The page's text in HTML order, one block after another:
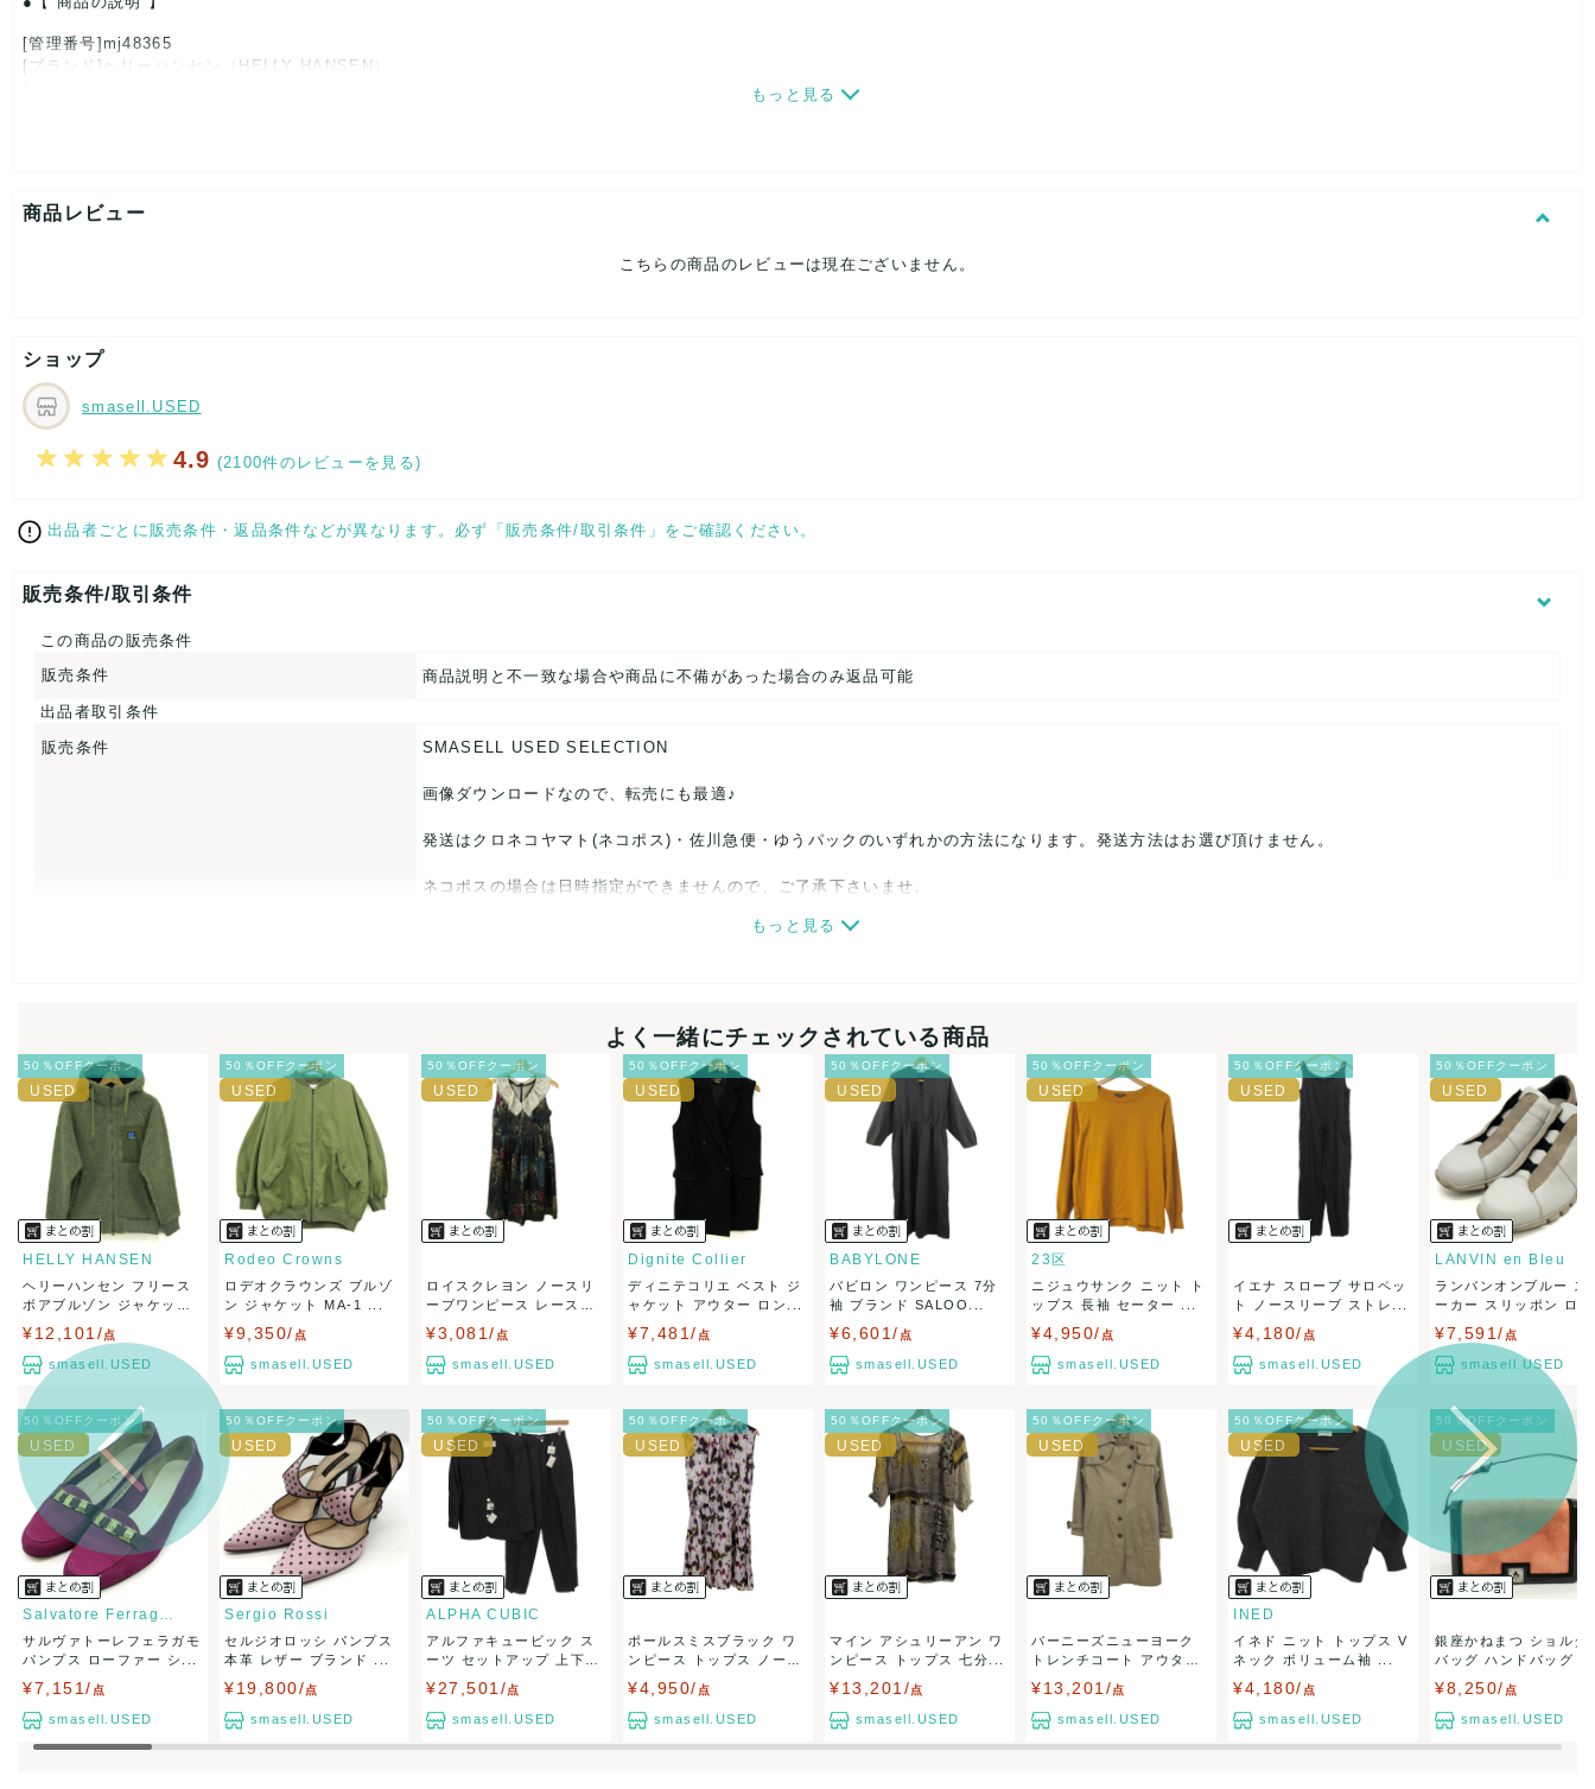
[管理番号]mj48365
[ブランド]ヘリーハンセン（HELLY HANSEN）
着丈：約65cm
身幅：約52cm
こちらはUSED品になりますが、
特記する程のダメージはなく、状態良好なお品になります。
ダメージがある場合はできる限り、撮影しておりますので、
ご確認下さいませ。
【 サイズ・容量 】
着丈：約65cm
【 商品札 】
なし
もっと見る
商品レビュー
こちらの商品のレビューは現在ございません。
ショップ
smasell.USED
4.9 (2100件のレビューを見る)
出品者ごとに販売条件・返品条件などが異なります。必ず「販売条件/取引条件」をご確認ください。
販売条件/取引条件
この商品の販売条件
販売条件
商品説明と不一致な場合や商品に不備があった場合のみ返品可能
出品者取引条件
販売条件
SMASELL USED SELECTION
画像ダウンロードなので、転売にも最適♪
発送はクロネコヤマト(ネコポス)・佐川急便・ゆうパックのいずれかの方法になります。発送方法はお選び頂けません。
ネコポスの場合は日時指定ができませんので、ご了承下さいませ。
USED品に関しましては、見る方によって状態の価値観が異なりますので、トラブルを避けるため、神経質な方や完璧な商品を求められる方は御購
また商品には細心の注意をはらっておりますが、何かございましたら、レビュー記載前に必ずコメント欄よりご連絡お願い致します。対応できるこ
とがあれば、誠意をもって対応致します。
また並行輸入品もございますので、真贋方法などお答えできない場合もございます。
万が一、購入後に偽造品等が発覚しましたら、返品・返金にて対応致しますので、ご連絡お願い致します。
決済方法 クレジットカード、メルペイ、銀行振込、PayPay、コンビニ払い
出荷 送料：¥1,650 (見込み)
送料表を確認する
出荷目安：5営業日以内
出荷予定日：なるべく最短で発送致します。
兵庫県から出荷
もっと見る
よく一緒にチェックされている商品
50％OFFクーポン
HELLY HANSEN
ヘリーハンセン フリース
ボアブルゾン ジャケット
¥12,101/点
smasell.USED
50％OFFクーポン
Rodeo Crowns
ロデオクラウンズ ブルゾ
ン ジャケット MA-1 ...
¥9,350/ 点
smasell.USED
50％OFFクーポン
ロイスクレヨン ノースリ
ーブワンピース レース襟
¥3,081/ 点
smasell.USED
50％OFFクーポン
Dignite Collier
ディニテコリエ ベスト ジ
ャケット アウター ロン...
¥7,481/ 点
smasell.USED
50％OFFクーポン
BABYLONE
バビロン ワンピース 7分
袖 ブランド SALOO...
¥6,601/ 点
smasell.USED
50％OFFクーポン
23区
ニジュウサンク ニット ト
ップス 長袖 セーター ...
¥4,950/ 点
smasell.USED
50％OFFクーポン
イエナ スローブ サロペッ
ト ノースリーブ ストレ...
¥4,180/ 点
smasell.USED
50％OFFクーポン
LANVIN en Bleu
ランバンオンブルー ス
ーカー スリッポン ロー
¥7,591/ 点
smasell.USED
50％OFFクーポン
Salvatore Ferragamo
サルヴァトーレフェラガモ
パンプス ローファー シ...
¥7,151/ 点
smasell.USED
50％OFFクーポン
Sergio Rossi
セルジオロッシ パンプス
本革 レザー ブランド ...
¥19,800/点
smasell.USED
50％OFFクーポン
ALPHA CUBIC
アルファキュービック ス
ーツ セットアップ 上下
¥27,501/点
smasell.USED
50％OFFクーポン
ポールスミスブラック ワ
ンピース トップス ノー
¥4,950/ 点
smasell.USED
50％OFFクーポン
マイン アシュリーアン ワ
ンピース トップス 七分...
¥13,201/点
smasell.USED
50％OFFクーポン
バーニーズニューヨーク
トレンチコート アウター
¥13,201/点
smasell.USED
50％OFFクーポン
INED
イネド ニット トップス V
ネック ボリューム袖 ...
¥4,180/ 点
smasell.USED
50％OFFクーポン
銀座かねまつ ショルダ
バッグ ハンドバッグ ス
¥8,250/ 点
smasell.USED